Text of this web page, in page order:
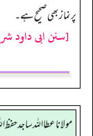
پر نماز بھی صحیح ہے۔
[سنن ابی داود
مولانا عطا الله ساجد